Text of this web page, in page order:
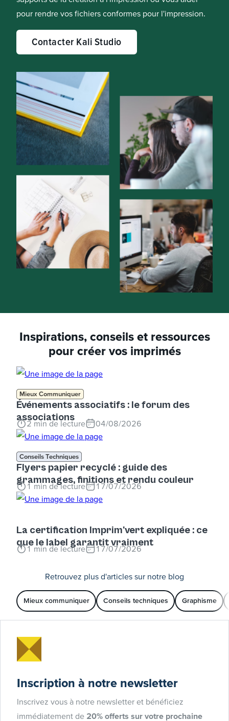
pour rendre vos fichiers conformes pour l'impression.
Contacter Kali Studio
Inspirations, conseils et ressources
pour créer vos imprimés
Mieux Communiquer
Événements associatifs : le forum des
associations
2 min de lecture 04/08/2026
Conseils Techniques
Flyers papier recyclé : guide des
grammages, finitions et rendu couleur
1min de lecture 17/07/2026
La certification Imprim'vert expliquée : ce
que le label garantit vraiment
1min de lecture 17/07/2026
Retrouvez plus d'articles sur notre blog
Mieux communiquer Conseils techniques Graphisme
Inscription à notre newsletter
Inscrivez vous à notre newsletter et bénéficiez
immédiatement de 20% offerts sur votre prochaine